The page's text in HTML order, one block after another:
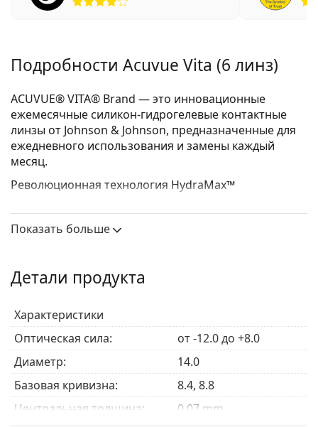
Подробности Acuvue Vita (6 линз)
ACUVUE® VITA® Brand — это инновационные
ежемесячные силикон-гидрогелевые контактные
линзы от Johnson & Johnson, предназначенные для
ежедневного использования и замены каждый
месяц.
Революционная технология HydraMax™
линз, обеспечивая максимальный комфорт в
течение всего месяца, даже в сложных условиях.
посадку, устраняет риск раздражения и повышает
комфорт. Контактные линзы ACUVUE® VITA® Brand
УФВ и 93,4% УФА.
УФ-фильтр в контактных линзах увеличивает защиту
роговицы от опасного ультрафиолетового
излучения. Однако линзы не закрывают весь глаз
или область вокруг глаз, поэтому сочетание
контактных линз с УФ-фильтром исолнцезащитных
Показать больше
Детали продукта
Характеристики
Оптическая сила:
от -12.0 до +8.0
Диаметр:
14.0
Базовая кривизна:
8.4, 8.8
Центральная толщина:
0.07 mm